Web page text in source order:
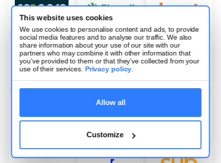
This website uses cookies
We use cookies to personalise content and ads, to provide
social media features and to analyse our traffic. We also
share information about your use of our site with our
partners who may combine it with other information that
you’ve provided to them or that they’ve collected from your
use of their services. Privacy policy.
Allow all
Customize